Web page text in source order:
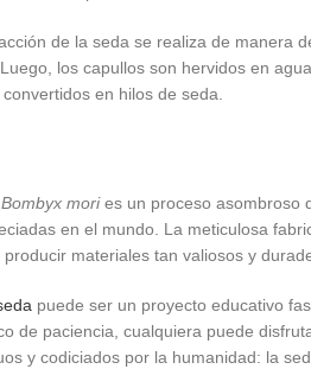
de la seda se realiza de manera
los capullos son hervidos en
en hilos de seda.
Bombyx mories un proceso asombroso
en el mundo. La meticulosa
materiales tan valiosos y
puede ser un proyecto educativo
de paciencia, cualquiera puede
y codiciados por la humanidad: la